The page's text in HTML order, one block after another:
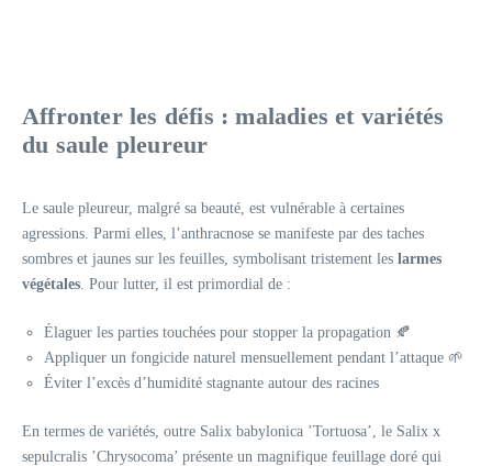
Affronter les défis : maladies et variétés
du saule pleureur
Le saule pleureur, malgré sa beauté, est vulnérable à certaines
agressions. Parmi elles, l’anthracnose se manifeste par des taches
sombres et jaunes sur les feuilles, symbolisant tristement les larmes
végétales. Pour lutter, il est primordial de :
Élaguer les parties touchées pour stopper la propagation 🍂
Appliquer un fongicide naturel mensuellement pendant l’attaque 🌱
Éviter l’excès d’humidité stagnante autour des racines
En termes de variétés, outre Salix babylonica ’Tortuosa’, le Salix x
sepulcralis ’Chrysocoma’ présente un magnifique feuillage doré qui